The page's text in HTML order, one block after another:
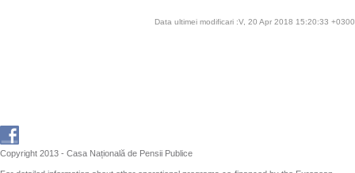
Data ultimei modificari :V, 20 Apr 2018 15:20:33 +0300
Copyright 2013 - Casa Națională de Pensii Publice